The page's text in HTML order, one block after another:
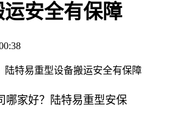
安全有保障
陆特易重型设备搬运安全有保障
哪家好？陆特易重型安保